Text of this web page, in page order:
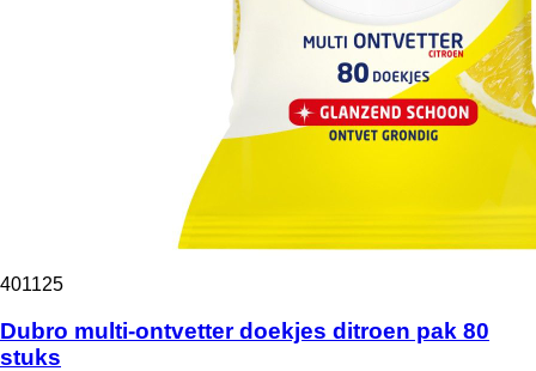
401125
Dubro multi-ontvetter doekjes ditroen pak 80
stuks